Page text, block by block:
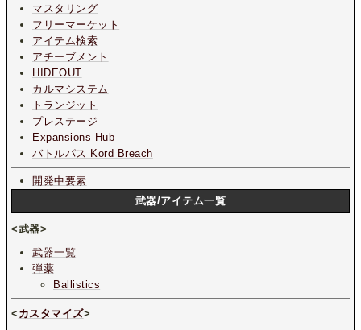
マスタリング
フリーマーケット
アイテム検索
アチーブメント
HIDEOUT
カルマシステム
トランジット
プレステージ
Expansions Hub
バトルパス Kord Breach
開発中要素
武器/アイテム一覧
<武器>
武器一覧
弾薬
Ballistics
< カスタマイズ>